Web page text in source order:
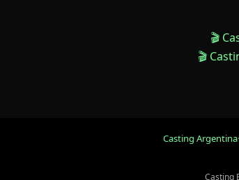
🎬
🎬
Casting Argentina·
Casting